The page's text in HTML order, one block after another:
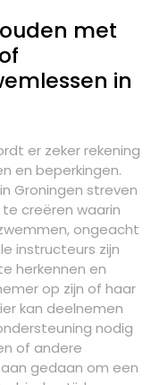
met
in
er zeker rekening
en beperkingen.
Groningen streven
creëren waarin
ongeacht
instructeurs zijn
herkennen en
op zijn of haar
kan deelnemen
nodig
of andere
gedaan om een